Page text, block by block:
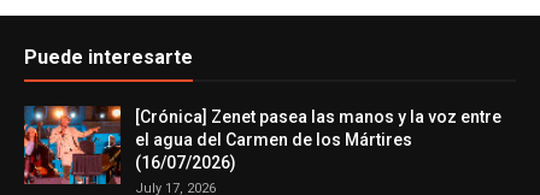
Puede interesarte
[Crónica] Zenet pasea las manos y la voz entre
el agua del Carmen de los Mártires
(16/07/2026)
July 17, 2026